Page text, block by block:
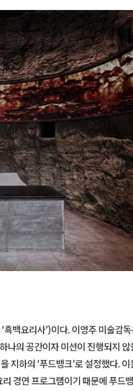
흑백요리사’)이다. 이영주 미술감
나의 공간이자 미션이 진행되지 않
지하의 ‘푸드뱅크’로 설정했다.
리 경연 프로그램이기 때문에 푸드